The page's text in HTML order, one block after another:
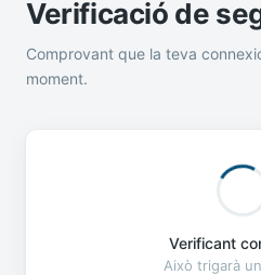
Verificació de
Comprovant que la teva
moment.
Verificant
Això trigarà